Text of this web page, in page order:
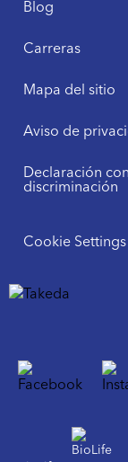
Blog
Carreras
Mapa del sitio
Aviso de
Declaración
discriminación
Cookie Settings